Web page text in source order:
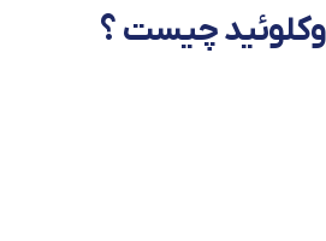
چیست ؟